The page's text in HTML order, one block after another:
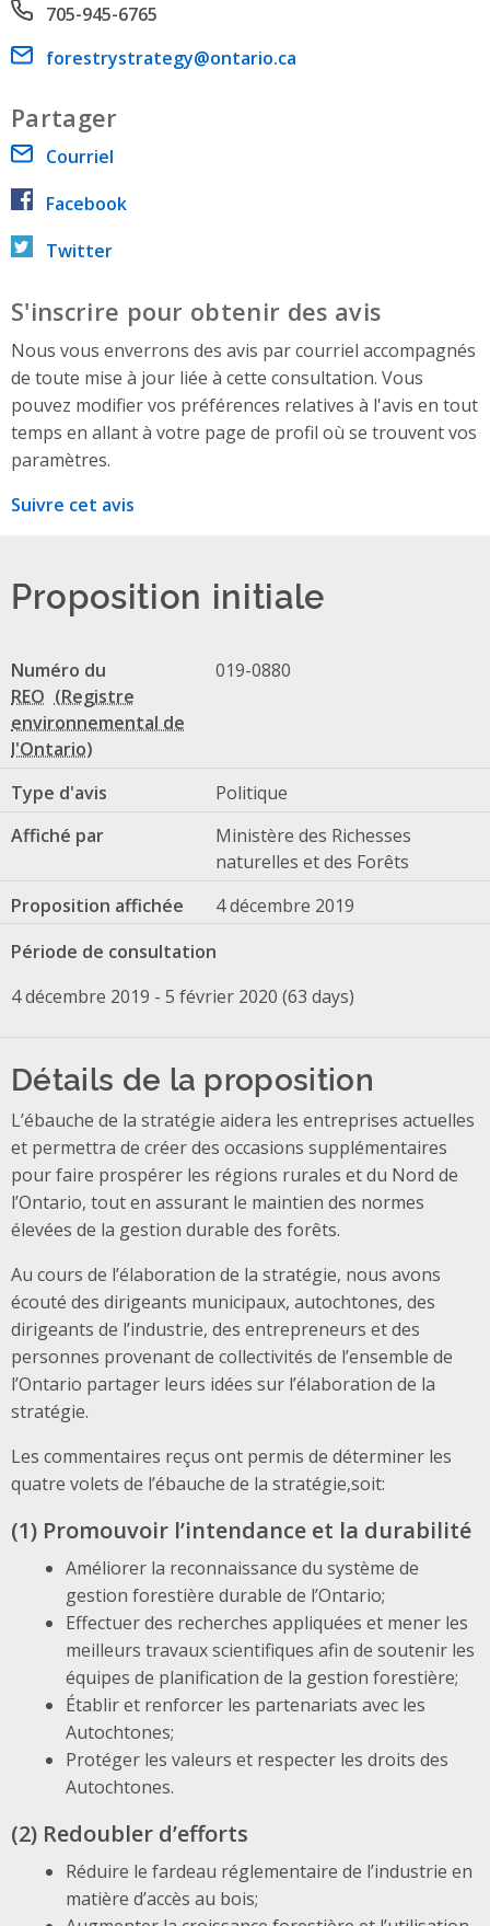
Phone number
705-945-6765
Email address
forestrystrategy@ontario.ca
Partager
Courriel
Facebook
Twitter
S'inscrire pour obtenir des avis
Nous vous enverrons des avis par courriel accompagnés
de toute mise à jour liée à cette consultation. Vous
pouvez modifier vos préférences relatives à l'avis en tout
temps en allant à votre page de profil où se trouvent vos
paramètres.
Suivre cet avis
Proposition initiale
Numéro du
REO
019-0880
Type d'avis
Politique
Affiché par
Ministère des Richesses
naturelles et des Forêts
Proposition affichée
4 décembre 2019
Période de consultation
4 décembre 2019 - 5 février 2020 (63 days)
Détails de la proposition
L’ébauche de la stratégie aidera les entreprises actuelles
et permettra de créer des occasions supplémentaires
pour faire prospérer les régions rurales et du Nord de
l’Ontario, tout en assurant le maintien des normes
élevées de la gestion durable des forêts.
Au cours de l’élaboration de la stratégie, nous avons
écouté des dirigeants municipaux, autochtones, des
dirigeants de l’industrie, des entrepreneurs et des
personnes provenant de collectivités de l’ensemble de
l’Ontario partager leurs idées sur l’élaboration de la
stratégie.
Les commentaires reçus ont permis de déterminer les
quatre volets de l’ébauche de la stratégie,soit:
(1) Promouvoir l’intendance et la durabilité
Améliorer la reconnaissance du système de
gestion forestière durable de l’Ontario;
Effectuer des recherches appliquées et mener les
meilleurs travaux scientifiques afin de soutenir les
équipes de planification de la gestion forestière;
Établir et renforcer les partenariats avec les
Autochtones;
Protéger les valeurs et respecter les droits des
Autochtones.
(2) Redoubler d’efforts
Réduire le fardeau réglementaire de l’industrie en
matière d’accès au bois;